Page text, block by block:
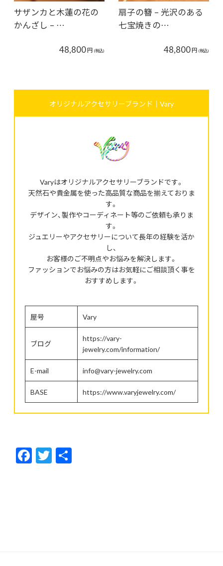
サザンカと木蓮の花の
かんざし – …
48,800円 (税込)
扇子の簪 – 光沢のある
七宝焼きの…
48,800円 (税込)
オリジナルアクセサリーブランド｜Vary
Varyはオリジナルアクセサリーブランドです。
天然石や貴金属を使った高品質な商品を揃えておりま
す。
デザイン、製作やコーディネート等のご依頼も承りま
す。
ジュエリーやアクセサリーについて長年の経験を活か
し、
お客様のご不明点やお悩みを解決します。
ファッションでお悩みの方はお気軽にご相談頂く事を
おすすめします。
屋号 Vary
ブログ
https://vary-
jewelry.com/information/
E-mail info@vary-jewelry.com
BASE https://www.varyjewelry.com/
F
ac
T
w